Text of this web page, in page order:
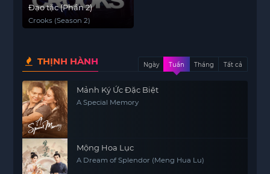
Đạo tặc (Phần 2)
Crooks (Season 2)
THỊNH HÀNH Ngày Tuần Tháng Tất cả
Mảnh Ký Ức Đặc Biệt
A Special Memory
Mộng Hoa Lục
A Dream of Splendor (Meng Hua Lu)